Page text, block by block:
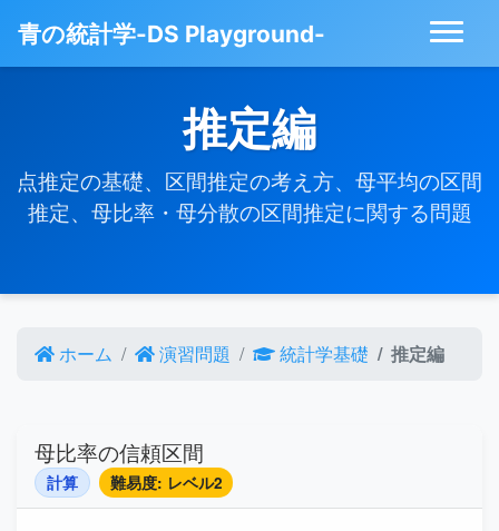
青の統計学-DS Playground-
推定編
点推定の基礎、区間推定の考え方、母平均の区間
推定、母比率・母分散の区間推定に関する問題
ホーム 演習問題 統計学基礎 推定編
母比率の信頼区間
計算 難易度: レベル2